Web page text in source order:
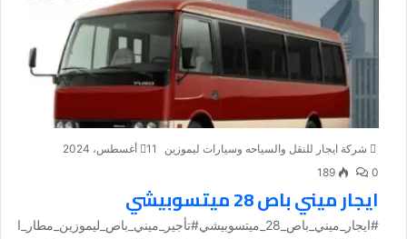
شركة ايجار للنقل والسياحه وسيارات ليموزين
11 أغسطس، 2024
0
189
ايجار ميني باص 28 ميتسوبيشي
#ايجار_ميني_باص_28_ميتسوبيشي#تأجير_ميني_باص_ليموزين_مطار_ا